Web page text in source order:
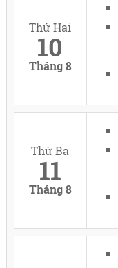
Thứ Hai
10
Tháng 8
Thứ Ba
11
Tháng 8